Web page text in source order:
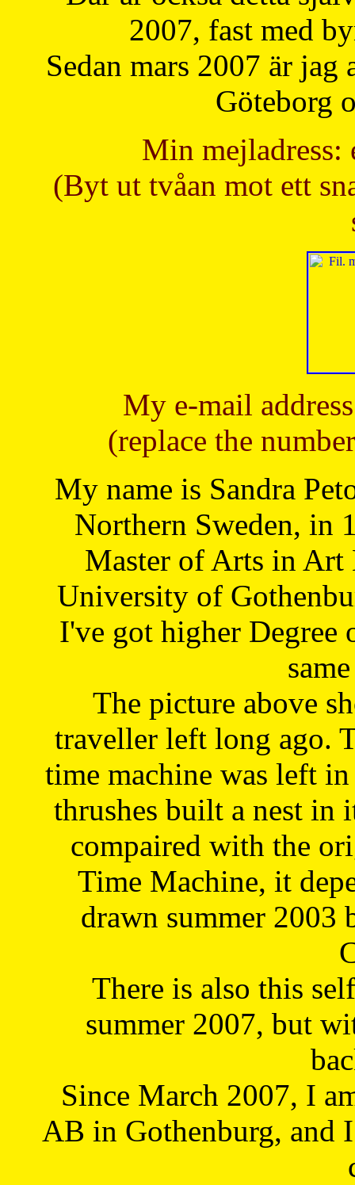
2007, fast med
Sedan mars 2007 är
Göteborg
Min mejladress:
(Byt ut tvåan mot ett
My e-mail
(replace the
My name is Sandra
Northern Sweden, in
Master of Arts in Art
University of
I've got higher Degree
The picture above
traveller left long ago.
time machine was left
thrushes built a nest in
compaired with the
Time Machine, it
drawn summer 2003
There is also this
summer 2007, but
Since March 2007, I
AB in Gothenburg, and